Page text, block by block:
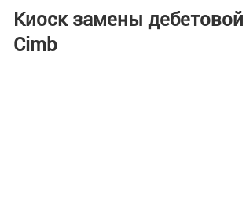
самообслуживания Банковские киоски
дебетовой карты Cimb
Киоск замены
Cimb